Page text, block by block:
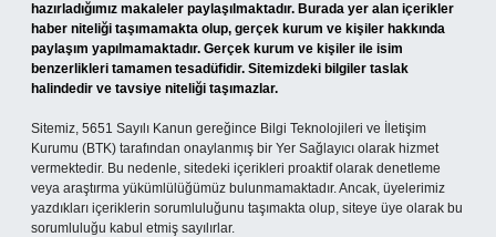
hazırladığımız makaleler paylaşılmaktadır. Burada yer alan içerikler
haber niteliği taşımamakta olup, gerçek kurum ve kişiler hakkında
paylaşım yapılmamaktadır. Gerçek kurum ve kişiler ile isim
benzerlikleri tamamen tesadüfidir. Sitemizdeki bilgiler taslak
halindedir ve tavsiye niteliği taşımazlar.
Sitemiz, 5651 Sayılı Kanun gereğince Bilgi Teknolojileri ve İletişim
Kurumu (BTK) tarafından onaylanmış bir Yer Sağlayıcı olarak hizmet
vermektedir. Bu nedenle, sitedeki içerikleri proaktif olarak denetleme
veya araştırma yükümlülüğümüz bulunmamaktadır. Ancak, üyelerimiz
yazdıkları içeriklerin sorumluluğunu taşımakta olup, siteye üye olarak bu
sorumluluğu kabul etmiş sayılırlar.